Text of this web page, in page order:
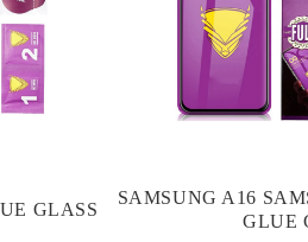
GLASS
SAMSUNG A16
GLUE